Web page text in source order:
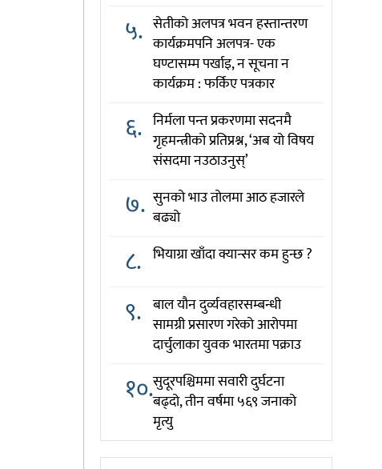
५. सेतीको अलपत्र भवन हस्तान्तरण
कार्यक्रमपनि अलपत्र- एक
घण्टासम्म पर्खाइ, न सूचना न
कार्यक्रम : फर्किए पत्रकार
६. निर्मला पन्त प्रकरणमा सदनमै
गृहमन्त्रीको प्रतिप्रश्न, ‘अब यो विषय
संसदमा नउठाउनुस्’
७. सुनको भाउ तोलमा आठ हजारले
बढ्यो
८. भियाग्रा खाँदा क्यान्सर कम हुन्छ ?
९. बाल यौन दुर्व्यवहारसम्बन्धी
सामग्री प्रसारण गरेको आरोपमा
दार्चुलाका युवक भारतमा पक्राउ
१०.सुदूरपश्चिममा सवारी दुर्घटना
बढ्दो, तीन वर्षमा ५६९ जनाको
मृत्यु